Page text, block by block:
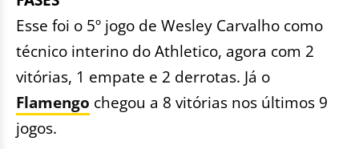
Esse foi o 5º jogo de Wesley Carvalho como
técnico interino do Athletico, agora com 2
vitórias, 1 empate e 2 derrotas. Já o
Flamengo chegou a 8 vitórias nos últimos 9
jogos.